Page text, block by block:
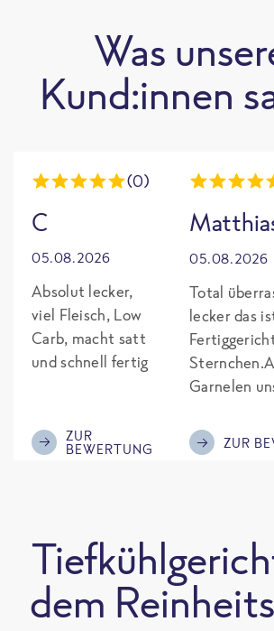
Was
Kund:innen
(0)
C
05.08.2026
Absolut lecker,
viel Fleisch, Low
Carb, macht satt
und schnell fertig
ZUR
BEWERTUNG
05.08.2026
Total
lecker das
Garnelen
Kompliment
ZUR
dem